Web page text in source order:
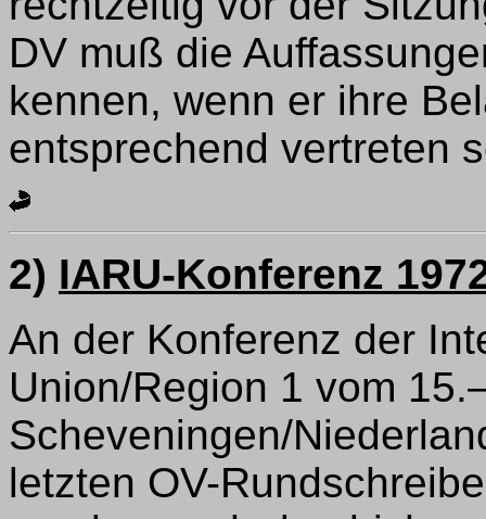
DV muß die
kennen, wenn er ihre
entsprechend vertreten
2) IARU-Konferenz
An der Konferenz der
Union/Region 1 vom
Scheveningen/
letzten OV-